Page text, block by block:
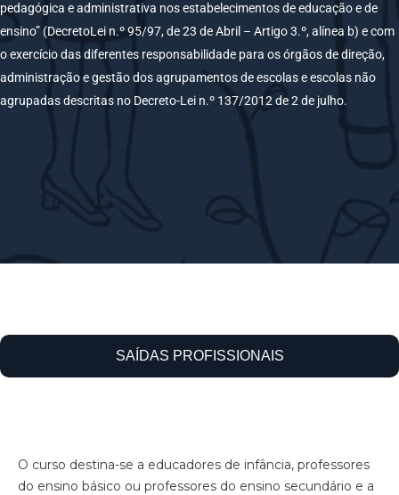
pedagógica e administrativa nos estabelecimentos de educação e de
ensino” (DecretoLei n.º 95/97, de 23 de Abril – Artigo 3.º, alínea b) e com
o exercício das diferentes responsabilidade para os órgãos de direção,
administração e gestão dos agrupamentos de escolas e escolas não
agrupadas descritas no Decreto-Lei n.º 137/2012 de 2 de julho.
SAÍDAS PROFISSIONAIS
O curso destina-se a educadores de infância, professores
do ensino básico ou professores do ensino secundário e a